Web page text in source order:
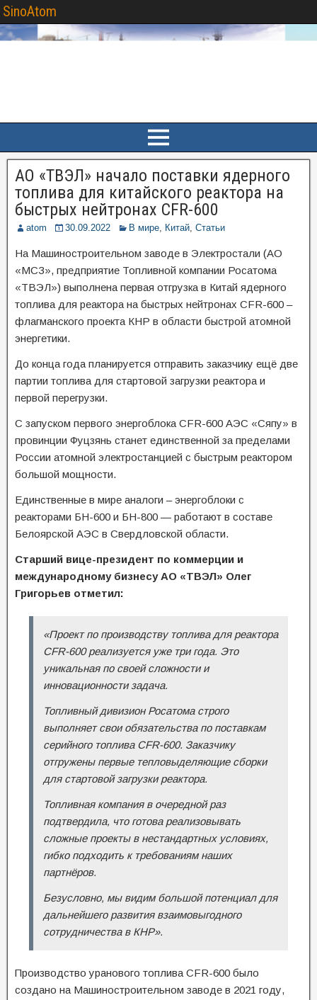
SinoAtom
АО «ТВЭЛ» начало поставки ядерного
топлива для китайского реактора на
быстрых нейтронах CFR-600
atom 30.09.2022 В мире, Китай, Статьи
На Машиностроительном заводе в Электростали (АО
«МСЗ», предприятие Топливной компании Росатома
«ТВЭЛ») выполнена первая отгрузка в Китай ядерного
топлива для реактора на быстрых нейтронах CFR-600 –
флагманского проекта КНР в области быстрой атомной
энергетики.
До конца года планируется отправить заказчику ещё две
партии топлива для стартовой загрузки реактора и
первой перегрузки.
С запуском первого энергоблока CFR-600 АЭС «Сяпу» в
провинции Фуцзянь станет единственной за пределами
России атомной электростанцией с быстрым реактором
большой мощности.
Единственные в мире аналоги – энергоблоки с
реакторами БН-600 и БН-800 — работают в составе
Белоярской АЭС в Свердловской области.
Старший вице-президент по коммерции и
международному бизнесу АО «ТВЭЛ» Олег
Григорьев отметил:
«Проект по производству топлива для реактора
CFR-600 реализуется уже три года. Это
уникальная по своей сложности и
инновационности задача.
Топливный дивизион Росатома строго
выполняет свои обязательства по поставкам
серийного топлива CFR-600. Заказчику
отгружены первые тепловыделяющие сборки
для стартовой загрузки реактора.
Топливная компания в очередной раз
подтвердила, что готова реализовывать
сложные проекты в нестандартных условиях,
гибко подходить к требованиям наших
партнёров.
Безусловно, мы видим большой потенциал для
дальнейшего развития взаимовыгодного
сотрудничества в КНР».
Производство уранового топлива CFR-600 было
создано на Машиностроительном заводе в 2021 году,